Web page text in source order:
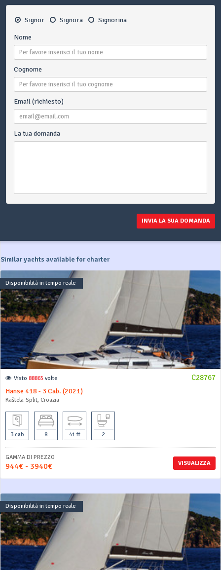
Signor Signora Signorina
Nome
Cognome
Email (richiesto)
La tua domanda
INVIA LA SUA DOMANDA
Similar yachts available for charter
Disponibilità in tempo reale
C28767
Visto 88865 volte
Hanse 418 - 3 Cab. (2021)
Kaštela-Split, Croazia
3 cab 8 41 ft 2
VISUALIZZA
GAMMA DI PREZZO
944€ - 3940€
Disponibilità in tempo reale